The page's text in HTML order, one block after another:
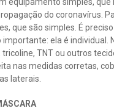
do coronavírus.
que são simples. É
ela é individual.
TNT ou outros
nas medidas corretas,
laterais.